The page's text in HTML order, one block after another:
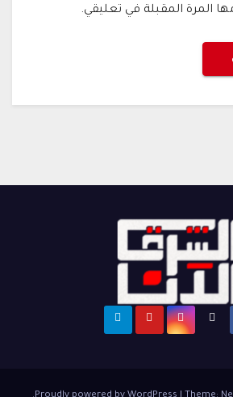
المرة المقبلة في تعليقي.